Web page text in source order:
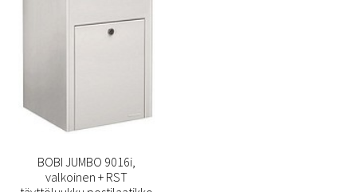
BOBI JUMBO 9016i,
valkoinen + RST